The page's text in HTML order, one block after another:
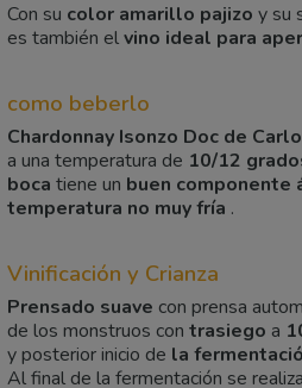
Con su color amarillo pajizo y su
es también elvino ideal para
como beberlo
Chardonnay Isonzo Doc de
a una temperatura de 10/12
boca tiene un buen componente
temperatura no muy fría .
Vinificación y Crianza
Prensado suave con prensa
de los monstruos con trasiego a
y posterior inicio de la
Al final de la fermentación se